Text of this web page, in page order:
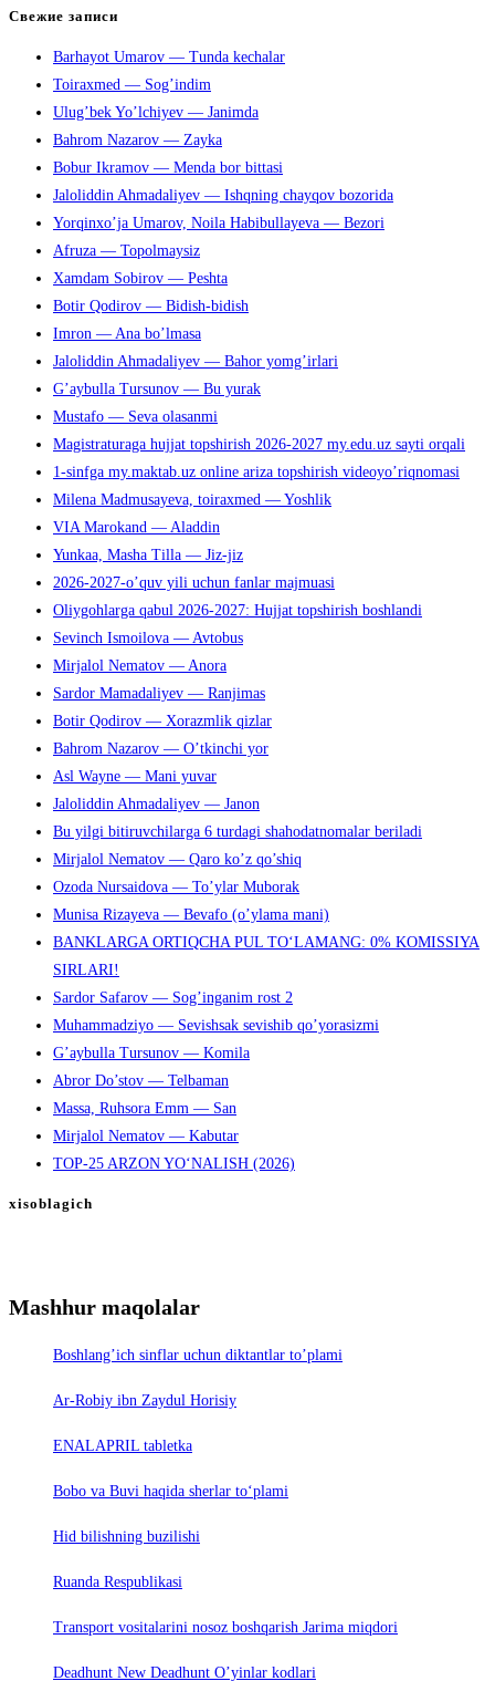
чтобы
панель
поиска.
Свежие записи
Barhayot Umarov — Tunda kechalar
Toiraxmed — Sog’indim
Ulug’bek Yo’lchiyev — Janimda
Bahrom Nazarov — Zayka
Bobur Ikramov — Menda bor bittasi
Jaloliddin Ahmadaliyev — Ishqning chayqov bozorida
Yorqinxo’ja Umarov, Noila Habibullayeva — Bezori
Afruza — Topolmaysiz
Xamdam Sobirov — Peshta
Botir Qodirov — Bidish-bidish
Imron — Ana bo’lmasa
Jaloliddin Ahmadaliyev — Bahor yomg’irlari
G’aybulla Tursunov — Bu yurak
Mustafo — Seva olasanmi
Magistraturaga hujjat topshirish 2026-2027 my.edu.uz sayti orqali
1-sinfga my.maktab.uz online ariza topshirish videoyo’riqnomasi
Milena Madmusayeva, toiraxmed — Yoshlik
VIA Marokand — Aladdin
Yunkaa, Masha Tilla — Jiz-jiz
2026-2027-o’quv yili uchun fanlar majmuasi
Oliygohlarga qabul 2026-2027: Hujjat topshirish boshlandi
Sevinch Ismoilova — Avtobus
Mirjalol Nematov — Anora
Sardor Mamadaliyev — Ranjimas
Botir Qodirov — Xorazmlik qizlar
Bahrom Nazarov — O’tkinchi yor
Asl Wayne — Mani yuvar
Jaloliddin Ahmadaliyev — Janon
Bu yilgi bitiruvchilarga 6 turdagi shahodatnomalar beriladi
Mirjalol Nematov — Qaro ko’z qo’shiq
Ozoda Nursaidova — To’ylar Muborak
Munisa Rizayeva — Bevafo (o’ylama mani)
BANKLARGA ORTIQCHA PUL TO‘LAMANG: 0% KOMISSIYA
SIRLARI!
Sardor Safarov — Sog’inganim rost 2
Muhammadziyo — Sevishsak sevishib qo’yorasizmi
G’aybulla Tursunov — Komila
Abror Do’stov — Telbaman
Massa, Ruhsora Emm — San
Mirjalol Nematov — Kabutar
TOP-25 ARZON YO‘NALISH (2026)
xisoblagich
Mashhur maqolalar
Boshlang’ich sinflar uchun diktantlar to’plami
Ar-Robiy ibn Zaydul Horisiy
ENALAPRIL tabletka
Bobo va Buvi haqida sherlar to‘plami
Hid bilishning buzilishi
Ruanda Respublikasi
Trаnsport vositаlаrini nosoz boshqаrish Jаrimа miqdori
Deadhunt New Deadhunt O’yinlar kodlari